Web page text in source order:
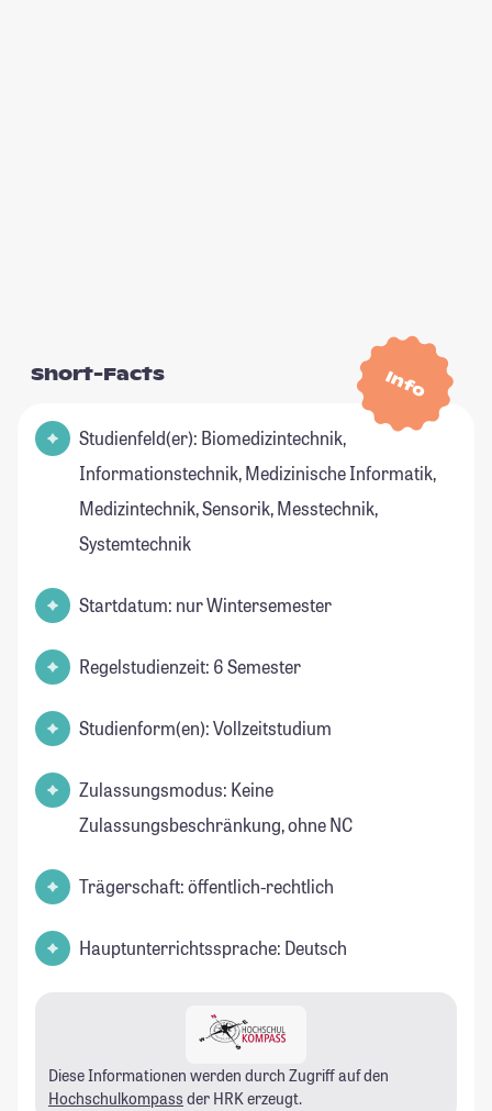
Info
Short-Facts
Studienfeld(er): Biomedizintechnik,
Informationstechnik, Medizinische Informatik,
Medizintechnik, Sensorik, Messtechnik,
Systemtechnik
Startdatum: nur Wintersemester
Regelstudienzeit: 6 Semester
Studienform(en): Vollzeitstudium
Zulassungsmodus: Keine
Zulassungsbeschränkung, ohne NC
Trägerschaft: öffentlich-rechtlich
Hauptunterrichtssprache: Deutsch
Diese Informationen werden durch Zugriff auf den
Hochschulkompass der HRK erzeugt.